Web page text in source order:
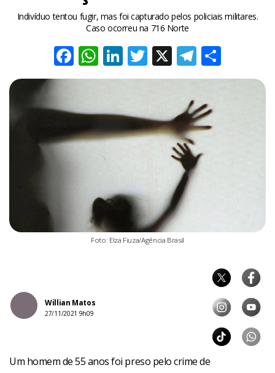
Indivíduo tentou fugir, mas foi capturado pelos policiais militares.
Caso ocorreu na 716 Norte
Facebook
WhatsApp
LinkedIn
Twitter
X
Foto: Elza Fiuza/Agência Brasil
Willian Matos
27/11/2021 9h09
Um homem de 55 anos foi preso pelo crime de